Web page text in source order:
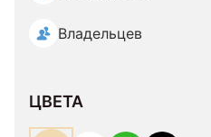
Владельцев
ЦВЕТА